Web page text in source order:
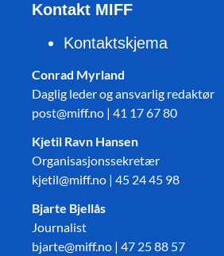
Kontakt MIFF
Kontaktskjema
Conrad Myrland
Daglig leder og ansvarlig redaktør
post@miff.no | 41 17 67 80
Kjetil Ravn Hansen
Organisasjonssekretær
kjetil@miff.no | 45 24 45 98
Bjarte Bjellås
Journalist
bjarte@miff.no | 47 25 88 57